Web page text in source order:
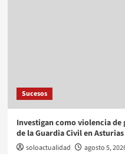
Sucesos
Investigan como violencia de
de la Guardia Civil en Asturias
soloactualidad agosto 5,